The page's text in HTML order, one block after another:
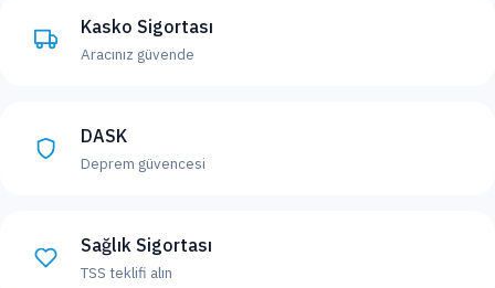
Kasko Sigortası
Aracınız güvende
DASK
Deprem güvencesi
Sağlık Sigortası
TSS teklifi alın